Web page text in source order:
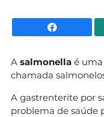
A salmonella é
chamada
A gastrenterite por
problema de saúde